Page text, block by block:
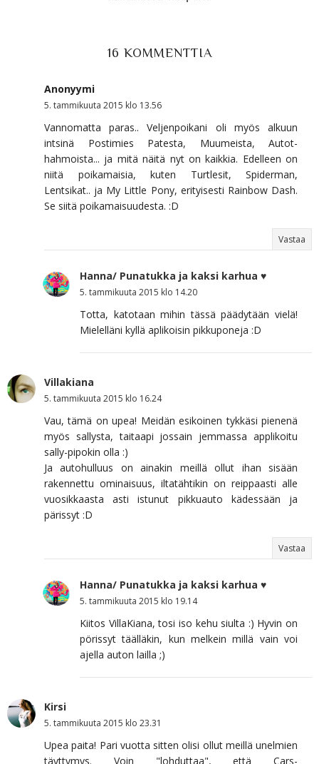
16 KOMMENTTIA
Anonyymi
5. tammikuuta 2015 klo 13.56
Vannomatta paras.. Veljenpoikani oli myös alkuun
intsinä Postimies Patesta, Muumeista, Autot-
hahmoista... ja mitä näitä nyt on kaikkia. Edelleen on
niitä poikamaisia, kuten Turtlesit, Spiderman,
Lentsikat.. ja My Little Pony, erityisesti Rainbow Dash.
Se siitä poikamaisuudesta. :D
Vastaa
Hanna/ Punatukka ja kaksi karhua ♥
5. tammikuuta 2015 klo 14.20
Totta, katotaan mihin tässä päädytään vielä!
Mielelläni kyllä aplikoisin pikkuponeja :D
Villakiana
5. tammikuuta 2015 klo 16.24
Vau, tämä on upea! Meidän esikoinen tykkäsi pienenä
myös sallysta, taitaapi jossain jemmassa applikoitu
sally-pipokin olla :)
Ja autohulluus on ainakin meillä ollut ihan sisään
rakennettu ominaisuus, iltatähtikin on reippaasti alle
vuosikkaasta asti istunut pikkuauto kädessään ja
pärissyt :D
Vastaa
Hanna/ Punatukka ja kaksi karhua ♥
5. tammikuuta 2015 klo 19.14
Kiitos VillaKiana, tosi iso kehu siulta :) Hyvin on
pörissyt täälläkin, kun melkein millä vain voi
ajella auton lailla ;)
Kirsi
5. tammikuuta 2015 klo 23.31
Upea paita! Pari vuotta sitten olisi ollut meillä unelmien
täyttymys. Voin "lohduttaa", että Cars-